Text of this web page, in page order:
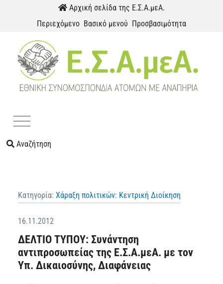
Παράκαμψη προς το περιεχόμενοΑρχική σελίδα της Ε.Σ.Α.μεΑ.
Περιεχόμενο Βασικό μενού Προσβασιμότητα
Αναζήτηση
Κατηγορία: Χάραξη πολιτικών: Κεντρική Διοίκηση
16.11.2012
ΔΕΛΤΙΟ ΤΥΠΟΥ: Συνάντηση
αντιπροσωπείας της Ε.Σ.Α.μεΑ. με τον
Υπ. Δικαιοσύνης, Διαφάνειας